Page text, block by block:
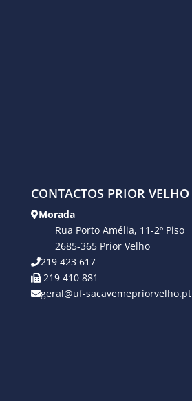
CONTACTOS PRIOR VELHO
Morada
Rua Porto Amélia, 11-2º Piso
2685-365 Prior Velho
219 423 617
219 410 881
geral@uf-sacavemepriorvelho.pt